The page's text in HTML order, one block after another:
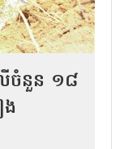
លីចំនួន ១៨
ង